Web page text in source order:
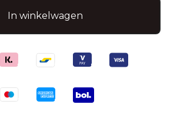
In winkelwagen